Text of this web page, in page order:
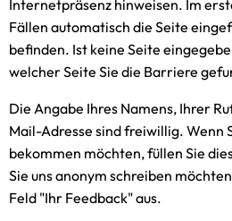
Internetpräsenz hinweisen. Im
Fällen automatisch die Seite
befinden. Ist keine Seite
welcher Seite Sie die Barriere
Die Angabe Ihres Namens, Ihrer
Mail-Adresse sind freiwillig. Wenn
bekommen möchten, füllen Sie
Sie uns anonym schreiben
Feld "Ihr Feedback" aus.